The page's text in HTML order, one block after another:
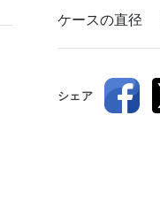
ケースの直径
シェア